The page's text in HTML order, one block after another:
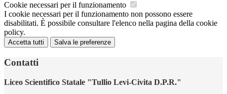
Cookie necessari per il funzionamento
I cookie necessari per il funzionamento non possono essere
disabilitati. È possibile consultare l'elenco nella pagina della cookie
policy.
Accetta tutti Salva le preferenze
Contatti
Liceo Scientifico Statale "Tullio Levi-Civita D.P.R."